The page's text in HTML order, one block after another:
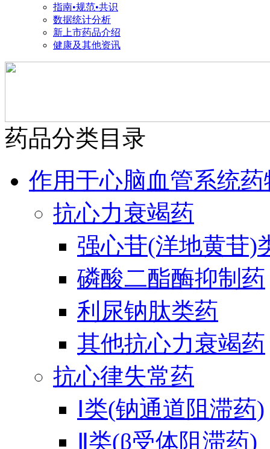
指南•规范•共识
数据统计分析
新上市药品介绍
健康及其他资讯
药品分类目录
作用于心脑血管系统药
抗心力衰竭药
强心苷(洋地黄苷)
磷酸二酯酶抑制药
利尿钠肽类药
其他抗心力衰竭药
抗心律失常药
Ⅰ类(钠通道阻滞药)
Ⅱ类(β受体阻滞药)